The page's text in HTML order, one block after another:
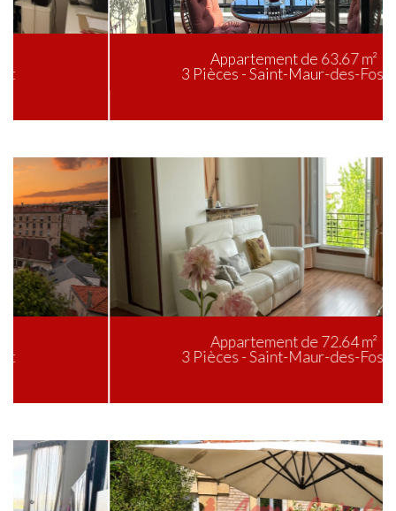
Appartement de 63.67 m²
3 Pièces - Saint-Maur-des-Fossés
Appartement de 72.64 m²
3 Pièces - Saint-Maur-des-Fossés